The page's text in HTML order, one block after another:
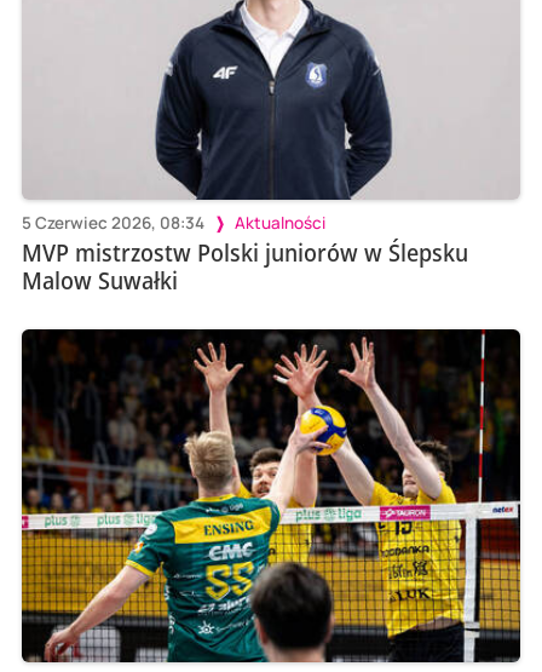
5 Czerwiec 2026, 08:34 Aktualności
MVP mistrzostw Polski juniorów w Ślepsku
Malow Suwałki